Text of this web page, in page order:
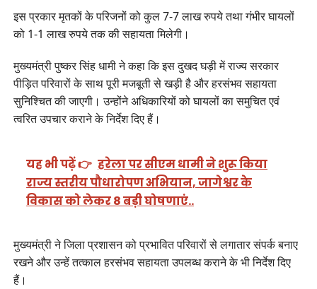
इस प्रकार मृतकों के परिजनों को कुल 7-7 लाख रुपये तथा गंभीर घायलों
को 1-1 लाख रुपये तक की सहायता मिलेगी।
मुख्यमंत्री पुष्कर सिंह धामी ने कहा कि इस दुखद घड़ी में राज्य सरकार
पीड़ित परिवारों के साथ पूरी मजबूती से खड़ी है और हरसंभव सहायता
सुनिश्चित की जाएगी। उन्होंने अधिकारियों को घायलों का समुचित एवं
त्वरित उपचार कराने के निर्देश दिए हैं।
यह भी पढ़ें 👉 हरेला पर सीएम धामी ने शुरू किया
राज्य स्तरीय पौधारोपण अभियान, जागेश्वर के
विकास को लेकर 8 बड़ी घोषणाएं..
मुख्यमंत्री ने जिला प्रशासन को प्रभावित परिवारों से लगातार संपर्क बनाए
रखने और उन्हें तत्काल हरसंभव सहायता उपलब्ध कराने के भी निर्देश दिए
हैं।